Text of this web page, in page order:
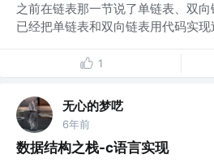
之前在链表那一节说了单链表、双
已经把单链表和双向链表用代码实现
1
无心的梦呓
6年前
数据结构之栈-c语言实现